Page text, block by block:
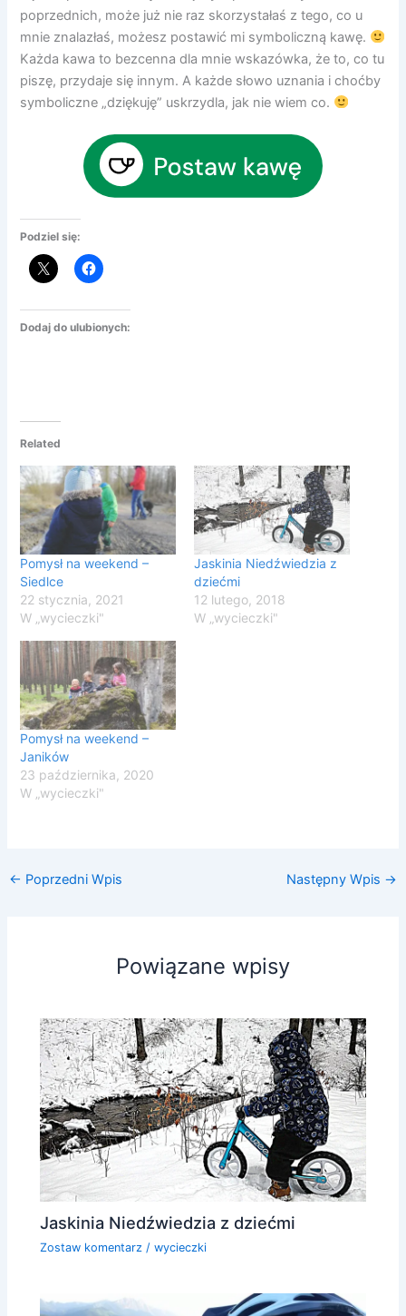
poprzednich, może już nie raz skorzystałaś z tego, co u
mnie znalazłaś, możesz postawić mi symboliczną kawę.
Każda kawa to bezcenna dla mnie wskazówka, że to, co tu
piszę, przydaje się innym. A każde słowo uznania i choćby
symboliczne „dziękuję” uskrzydla, jak nie wiem co.
Podziel się:
Dodaj do ulubionych:
Related
Pomysł na weekend –
Siedlce
22 stycznia, 2021
W „wycieczki"
Jaskinia Niedźwiedzia z
dziećmi
12 lutego, 2018
W „wycieczki"
Pomysł na weekend –
Janików
23 października, 2020
W „wycieczki"
← Poprzedni Wpis Następny Wpis →
Powiązane wpisy
Jaskinia Niedźwiedzia z dziećmi
Zostaw komentarz /wycieczki